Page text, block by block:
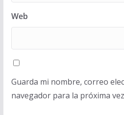
Web
Guarda mi nombre, correo
navegador para la próxima